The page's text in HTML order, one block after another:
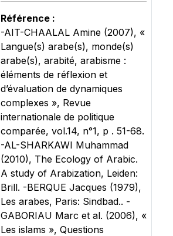
Référence :
-AIT-CHAALAL Amine (2007), «
Langue(s) arabe(s), monde(s)
arabe(s), arabité, arabisme :
éléments de réflexion et
d’évaluation de dynamiques
complexes », Revue
internationale de politique
comparée, vol.14, n°1, p . 51-68.
-AL-SHARKAWI Muhammad
(2010), The Ecology of Arabic.
A study of Arabization, Leiden:
Brill. -BERQUE Jacques (1979),
Les arabes, Paris: Sindbad.. -
GABORIAU Marc et al. (2006), «
Les islams », Questions